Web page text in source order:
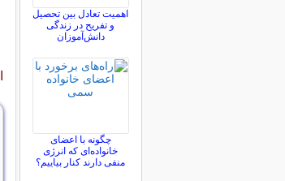
اهمیت تعادل بین تحصیل
و تفریح در زندگی
دانش‌آموزان
چگونه با اعضای
خانواده‌ای که انرژی
منفی دارند کنار بیاییم؟